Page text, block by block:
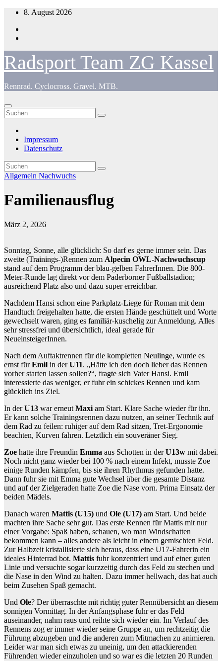
Zum
springen
8. August 2026
Radsport Team ZG Kassel
Rennrad. Cyclocross. Gravel. MTB.
Impressum
Datenschutz
Allgemein Nachwuchs
Familienausflug
März 2, 2026
Sonntag, Sonne, alle glücklich: So darf es gerne immer sein. Das
zweite (Trainings-)Rennen zum Alpecin OWL‑Nachwuchscup
stand auf dem Programm der blau-gelben FahrerInnen. Die 800-
Meter-Runde lag direkt vor dem Paderborner Fußballstadion;
ausreichend Platz also und dazu super erreichbar.
Nachdem Hansi schon eine Parkplatz-Liege für Roman mit dem
Handtuch freigehalten hatte, die ersten Hände geschüttelt und Worte
gewechselt waren, ging es familiär-kuschelig zur Anmeldung. Alles
sehr stressfrei und übersichtlich, ideal gerade für
NeueinsteigerInnen.
Nach dem Auftaktrennen für die kompletten Neulinge, wurde es
ernst fürEmil in derU11. „Hätte ich den doch lieber das Rennen
vorher starten lassen sollen?“, fragte sich Vater Hansi. Emil
interessierte das weniger, er fuhr ein schickes Rennen und kam
glücklich ins Ziel.
In derU13 war erneut Maxi am Start. Klare Sache wieder für ihn.
Er kann solche Trainingsrennen dazu nutzen, an seiner Technik auf
dem Rad zu feilen: ruhiger auf dem Rad sitzen, Tret-Ergonomie
beachten, Kurven fahren. Letztlich ein souveräner Sieg.
Zoe hatte ihre Freundin Emma aus Schotten in derU13w mit dabei.
Noch nicht ganz wieder bei 100 % nach einem Infekt, musste Zoe
einige Runden kämpfen, bis sie ihren Rhythmus gefunden hatte.
Dann fuhr sie mit Emma gute Wechsel über die gesamte Distanz
und auf der Zielgeraden hatte Zoe die Nase vorn. Prima Einsatz der
beiden Mädels.
Danach waren Mattis (U15) und Ole (U17) am Start. Und beide
machten ihre Sache sehr gut. Das erste Rennen für Mattis mit nur
einer Vorgabe: Spaß haben, schauen, wo man Windschatten
bekommen kann – alles andere als leicht in einem gemischten Feld.
Zur Halbzeit kristallisierte sich heraus, dass eine U17-Fahrerin ein
ideales Hinterrad bot. Mattis fuhr konzentriert und auf einer guten
Linie und versuchte sogar kurzzeitig durch das Feld zu stechen und
die Nase in den Wind zu halten. Dazu immer hellwach, das hat auch
beim Zusehen Spaß gemacht.
Und Ole? Der überraschte mit richtig guter Rennübersicht an diesem
sonnigen Vormittag. In der Anfangsphase fuhr er das Feld
auseinander, nahm raus und reihte sich wieder ein. Im Verlauf des
Rennens zog er immer wieder seine Gruppe an, um rechtzeitig die
Führung abzugeben und die anderen zum Mitmachen zu animieren.
Leider war man sich etwas zu uneinig, um den attackierenden
Führenden wieder einzuholen und so war es die letzten 20 Runden